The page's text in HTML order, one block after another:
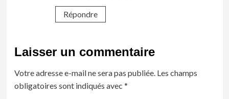
Répondre
Laisser un commentaire
Votre adresse e-mail ne sera pas publiée. Les champs
obligatoires sont indiqués avec *